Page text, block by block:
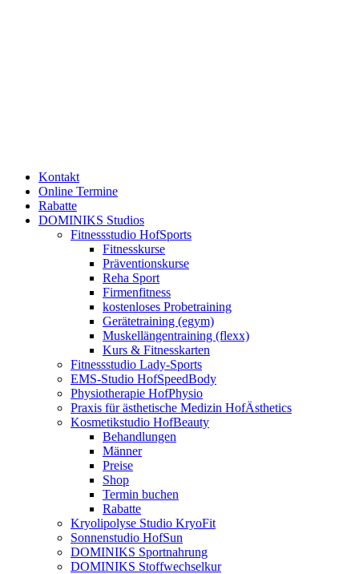
Kontakt
Online Termine
Rabatte
DOMINIKS Studios
Fitnessstudio HofSports
Fitnesskurse
Präventionskurse
Reha Sport
Firmenfitness
kostenloses Probetraining
Gerätetraining (egym)
Muskellängentraining (flexx)
Kurs & Fitnesskarten
Fitnessstudio Lady-Sports
EMS-Studio HofSpeedBody
Physiotherapie HofPhysio
Praxis für ästhetische Medizin HofÄsthetics
Kosmetikstudio HofBeauty
Behandlungen
Männer
Preise
Shop
Termin buchen
Rabatte
Kryolipolyse Studio KryoFit
Sonnenstudio HofSun
DOMINIKS Sportnahrung
DOMINIKS Stoffwechselkur